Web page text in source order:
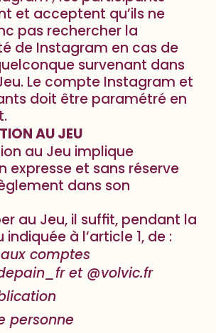
et acceptent qu’ils ne
pas rechercher la
de Instagram en cas de
survenant dans
Le compte Instagram et
doit être paramétré en
AU JEU
au Jeu implique
expresse et sans réserve
dans son
au Jeu, il suffit, pendant la
à l’article 1, de :
aux comptes
et @volvic.fr
personne